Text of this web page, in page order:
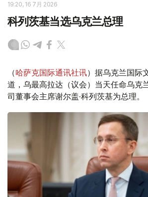
19:20, 16 7月 2026
科列茨基当选乌克兰总理
（哈萨克国际通讯社讯）据乌克兰国际
道，乌最高拉达（议会）当天任命乌克
司董事会主席谢尔盖·科列茨基为总理。